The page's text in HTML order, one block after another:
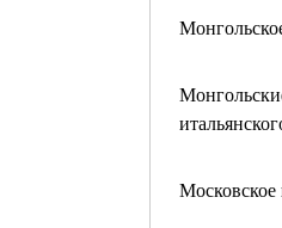
Московское